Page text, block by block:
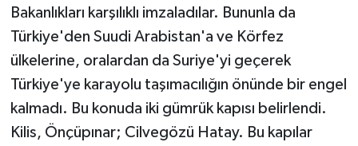
Bakanlıkları karşılıklı imzaladılar. Bununla da
Türkiye'den Suudi Arabistan'a ve Körfez
ülkelerine, oralardan da Suriye'yi geçerek
Türkiye'ye karayolu taşımacılığın önünde bir engel
kalmadı. Bu konuda iki gümrük kapısı belirlendi.
Kilis, Önçüpınar; Cilvegözü Hatay. Bu kapılar